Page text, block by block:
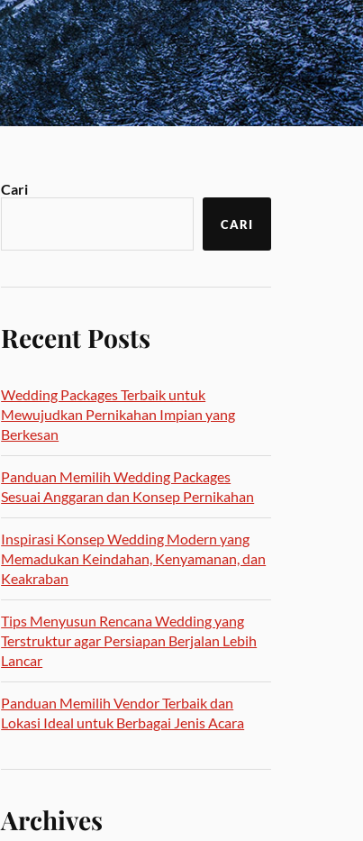
Cari
CARI
Recent Posts
Wedding Packages Terbaik untuk
Mewujudkan Pernikahan Impian yang
Berkesan
Panduan Memilih Wedding Packages
Sesuai Anggaran dan Konsep Pernikahan
Inspirasi Konsep Wedding Modern yang
Memadukan Keindahan, Kenyamanan, dan
Keakraban
Tips Menyusun Rencana Wedding yang
Terstruktur agar Persiapan Berjalan Lebih
Lancar
Panduan Memilih Vendor Terbaik dan
Lokasi Ideal untuk Berbagai Jenis Acara
Archives